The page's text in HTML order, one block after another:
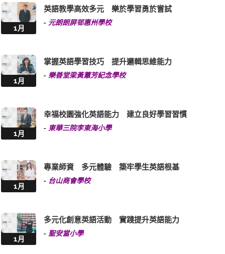
1月
英語教學高效多元 樂於學習勇於嘗試
- 元朗朗屏邨惠州學校
1月
掌握英語學習技巧 提升邏輯思維能力
- 樂善堂梁黃蕙芳紀念學校
1月
幸福校園強化英語能力 建立良好學習習慣
- 東華三院李東海小學
1月
專業師資 多元體驗 築牢學生英語根基
- 台山商會學校
1月
多元化創意英語活動 實踐提升英語能力
- 聖安當小學